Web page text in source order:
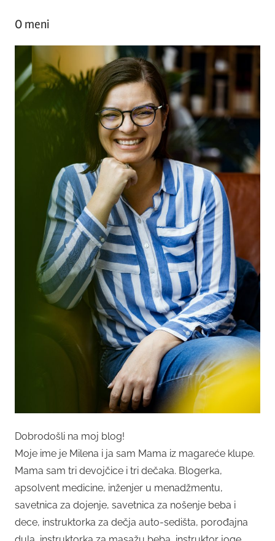
O meni
Dobrodošli na moj blog!
Moje ime je Milena i ja sam Mama iz magareće klupe.
Mama sam tri devojčice i tri dečaka. Blogerka,
apsolvent medicine, inženjer u menadžmentu,
savetnica za dojenje, savetnica za nošenje beba i
dece, instruktorka za dečja auto-sedišta, porođajna